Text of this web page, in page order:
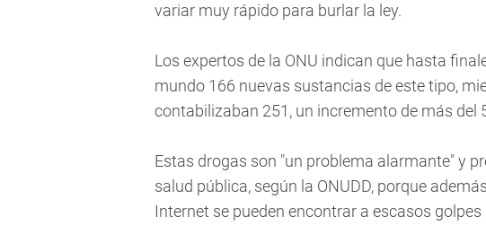
variar muy rápido para burlar la ley.
Los expertos de la ONU indican que hasta
mundo 166 nuevas sustancias de este tipo,
contabilizaban 251, un incremento de más del
Estas drogas son "un problema alarmante" y
salud pública, según la ONUDD, porque
Internet se pueden encontrar a escasos golpes